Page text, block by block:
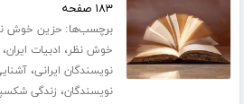
۱۸۳ صفحه
برچسب‌ها:حزین خوش
خوش نظر، ادبیات ایران،
نویسندگان ایرانی،
نویسندگان، زندگی